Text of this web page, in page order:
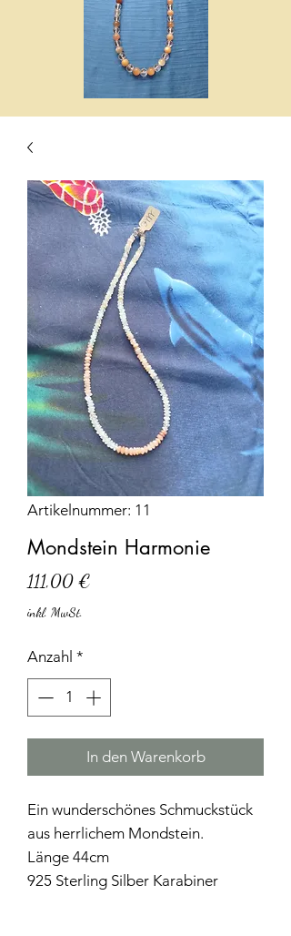
Artikelnummer: 11
Mondstein Harmonie
111,00 €
inkl. MwSt.
Anzahl *
In den Warenkorb
Ein wunderschönes Schmuckstück
aus herrlichem Mondstein.
Länge 44cm
925 Sterling Silber Karabiner